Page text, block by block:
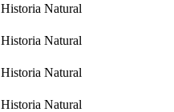
Historia Natural
Historia Natural
Historia Natural
Historia Natural